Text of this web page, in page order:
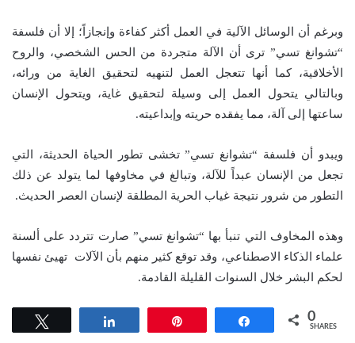
وبرغم أن الوسائل الآلية في العمل أكثر كفاءة وإنجازاً؛ إلا أن فلسفة
“تشوانغ تسي” ترى أن الآلة متجردة من الحس الشخصي، والروح
الأخلاقية، كما أنها تتعجل العمل لتنهيه لتحقيق الغاية من ورائه،
وبالتالي يتحول العمل إلى وسيلة لتحقيق غاية، ويتحول الإنسان
ساعتها إلى آلة، مما يفقده حريته وإبداعيته.
ويبدو أن فلسفة “تشوانغ تسي” تخشى تطور الحياة الحديثة، التي
تجعل من الإنسان عبداً للآلة، وتبالغ في مخاوفها لما يتولد عن ذلك
التطور من شرور نتيجة غياب الحرية المطلقة لإنسان العصر الحديث.
وهذه المخاوف التي تنبأ بها “تشوانغ تسي” صارت تتردد على ألسنة
علماء الذكاء الاصطناعي، وقد توقع كثير منهم بأن الآلات تهيئ نفسها
لحكم البشر خلال السنوات القليلة القادمة.
Share 0
SHARES